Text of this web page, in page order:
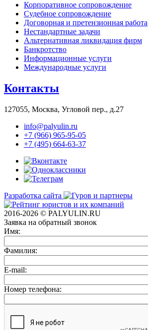
Корпоративное сопровождение
Судебное сопровождение
Договорная и претензионная работа
Нестандартные задачи
Альтернативная ликвидация фирм
Банкротство
Информационные услуги
Международные услуги
Контакты
127055, Москва, Угловой пер., д.27
info@palyulin.ru
+7 (966) 965-95-05
+7 (495) 664-63-37
Разработка сайта
2016-2026 © PALYULIN.RU
Заявка на обратный звонок
Имя:
Фамилия:
E-mail:
Номер телефона: